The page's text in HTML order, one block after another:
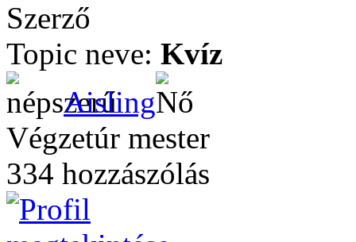
Szerző
Topic neve: Kvíz
Aisling
Végzetúr mester
334 hozzászólás